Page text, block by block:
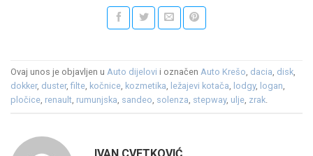
Ovaj unos je objavljen u Auto dijelovi i označen Auto Krešo, dacia, disk,
dokker, duster,filte, kočnice, kozmetika, ležajevi kotača, lodgy, logan,
pločice, renault, rumunjska, sandeo, solenza, stepway, ulje, zrak.